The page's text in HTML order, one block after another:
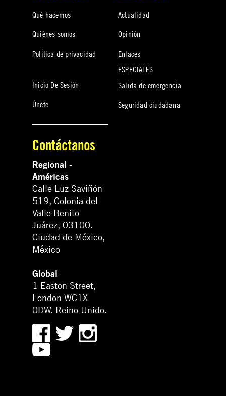
Qué hacemos
Quiénes somos
Política de privacidad
Inicio De Sesión
Únete
Actualidad
Opinión
Enlaces
ESPECIALES
Salida de emergencia
Seguridad ciudadana
Contáctanos
Regional -
Américas
Calle Luz Saviñón
519, Colonia del
Valle Benito
Juárez, 03100.
Ciudad de México,
México
Global
1 Easton Street,
London WC1X
0DW. Reino Unido.